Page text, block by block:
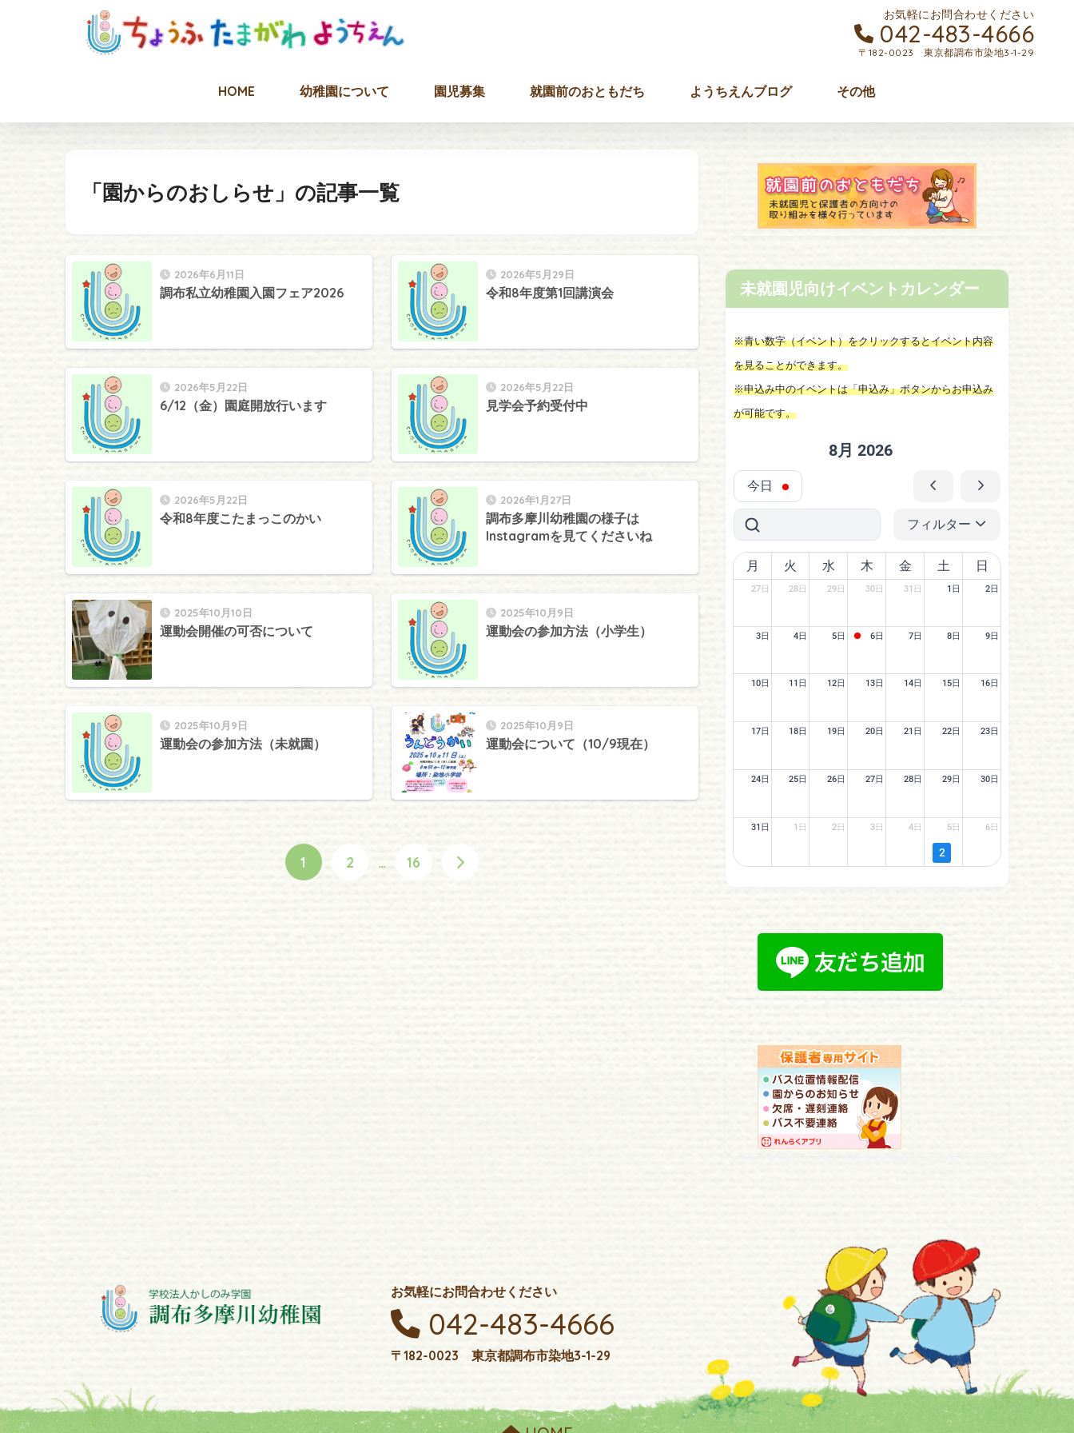
HOME 幼稚園について 園児募集 就園前のおともだち ようちえんブログ その他
お気軽にお問合わせください
042-483-4666
〒182-0023 東京都調布市染地3-1-29
「園からのおしらせ」の記事一覧
2026年6月11日
調布私立幼稚園入園フェア2026
2026年5月29日
令和8年度第1回講演会
2026年5月22日
6/12（金）園庭開放行います
2026年5月22日
見学会予約受付中
2026年5月22日
令和8年度こたまっこのかい
2026年1月27日
調布多摩川幼稚園の様子は
Instagramを見てくださいね
2025年10月10日
運動会開催の可否について
2025年10月9日
運動会の参加方法（小学生）
2025年10月9日
運動会の参加方法（未就園）
2025年10月9日
運動会について（10/9現在）
1 2 … 16
未就園児向けイベントカレンダー
※青い数字（イベント）をクリックするとイベント内容
を見ることができます。
※申込み中のイベントは「申込み」ボタンからお申込み
が可能です。
今日
8月 2026
フィルター
月 火 水 木 金 土 日
27日 28日 29日 30日 31日 1日 2日
3日 4日 5日 6日 7日 8日 9日
10日 11日 12日 13日 14日 15日 16日
17日 18日 19日 20日 21日 22日 23日
24日 25日 26日 27日 28日 29日 30日
31日 1日 2日 3日 4日 5日
2
6日
お気軽にお問合わせください
042-483-4666
〒182-0023 東京都調布市染地3-1-29